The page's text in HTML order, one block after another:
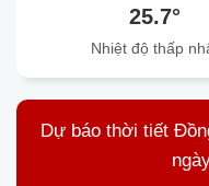
25.7°
Nhiệt độ thấp
Dự báo thời tiết